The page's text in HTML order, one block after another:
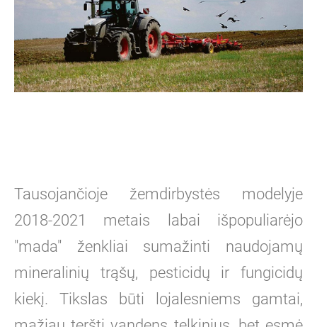
Tausojančioje žemdirbystės modelyje
2018-2021 metais labai išpopuliarėjo
"mada" ženkliai sumažinti naudojamų
mineralinių trąšų, pesticidų ir fungicidų
kiekį. Tikslas būti lojalesniems gamtai,